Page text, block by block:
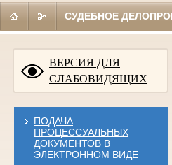
СУДЕБНОЕ
ВЕРСИЯ ДЛЯ
СЛАБОВИДЯЩИХ
ПОДАЧА
ПРОЦЕССУАЛЬНЫХ
ДОКУМЕНТОВ В
ЭЛЕКТРОННОМ ВИДЕ